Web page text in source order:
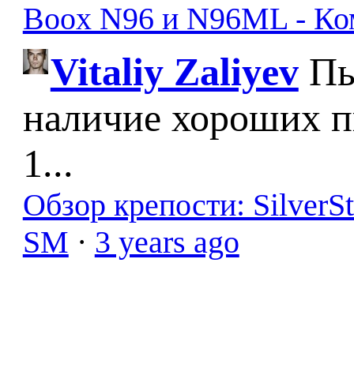
Boox N96 и N96ML -
Vitaliy Zaliyev
наличие хороших
1...
Обзор крепости:
SM · 3 years ago